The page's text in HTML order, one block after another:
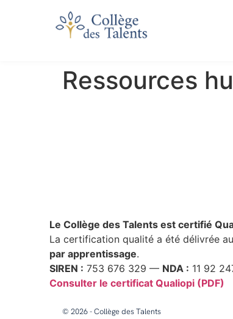
Ressources
Le Collège des Talents est certifié
La certification qualité a été délivrée
par apprentissage.
SIREN : 753 676 329 — NDA : 11 92
Consulter le certificat Qualiopi (PDF)
© 2026 - Collège des Talents